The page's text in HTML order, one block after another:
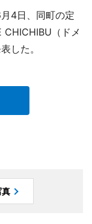
4日、同町の定
（ドメ
した。
真